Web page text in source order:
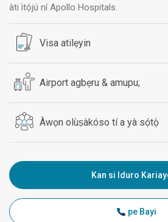
àti ìtọ́jú ní Apollo Hospitals.
Visa atilẹyin
Airport agbẹru & amupu;
Àwọn olùṣàkóso tí a yà sọ́tọ̀
Kan si Iduro
pe Bayi